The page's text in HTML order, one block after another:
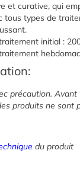
et curative, qui
tous types de
initial :
précaution.
produits ne sont
du produit